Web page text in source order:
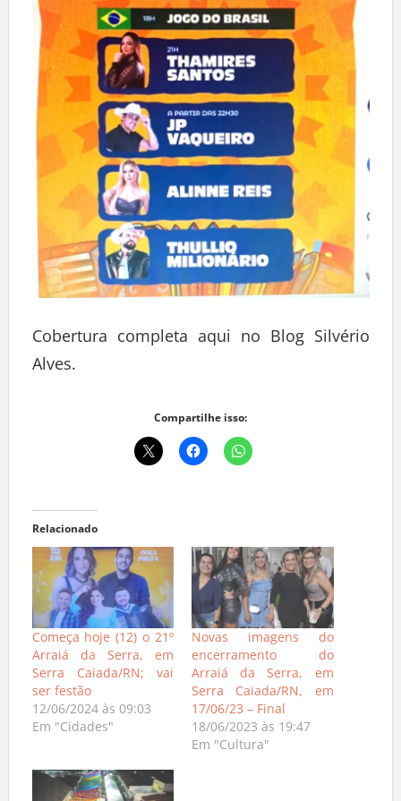
Cobertura completa aqui no Blog Silvério
Alves.
Compartilhe isso:
Relacionado
Começa hoje (12) o 21º
Arraiá da Serra, em
Serra Caiada/RN; vai
ser festão
12/06/2024 às 09:03
Em "Cidades"
Novas imagens do
encerramento do
Arraiá da Serra, em
Serra Caiada/RN, em
17/06/23 – Final
18/06/2023 às 19:47
Em "Cultura"